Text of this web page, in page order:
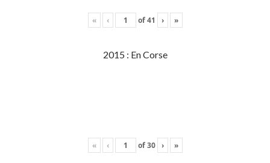
« ‹ of41 › »
2015 : En Corse
« ‹ of30 › »